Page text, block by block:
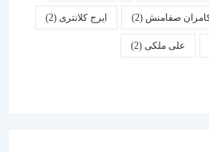
(2) ایرج کلانتری (2)
ملکی(2)